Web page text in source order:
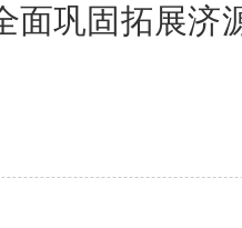
面巩固拓展济